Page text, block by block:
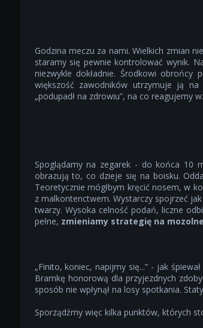
Godzina meczu za nami. Wielkich zmian
staramy się pewnie kontrolować wynik.
niezwykle dokładnie. Środkowi
większość zawodników utrzymuje ją
„podupadł na zdrowiu”, na co reagujemy
Spoglądamy na zegarek - do końca 10
obrazują to, co dzieje się na boisku.
Teoretycznie mógłbym kręcić nosem, w
z malkontenctwem. Wystarczy spojrzeć
twarzy. Wysoka celność podań, liczne
pełne, zmieniamy strategię na
„Finito, koniec, napijmy się...” - jak
Bramkę honorową dla przyjezdnych
sposób nie wpłynął na losy spotkania.
Sporządźmy więc kilka punktów, których